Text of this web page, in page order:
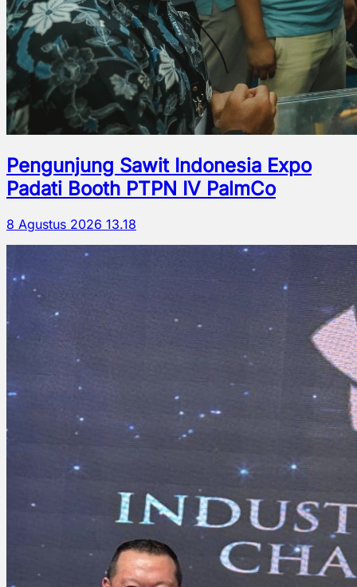
Pengunjung Sawit Indonesia Expo
Padati Booth PTPN IV PalmCo
8 Agustus 2026 13.18